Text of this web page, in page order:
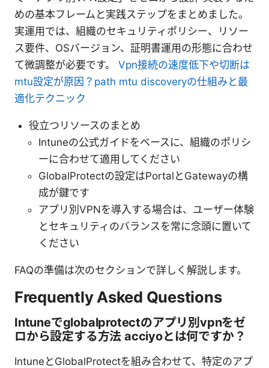
めの基本フレームと実践ステップをまとめました。
実運用では、組織のセキュリティポリシー、リソー
ス要件、OSバージョン、証明書運用の形態に合わせ
て微調整が必要です。 Vpn接続の速度低下や切断は
mtu設定が原因？path mtu discoveryの仕組みと最
適化テクニック
役立つリソースのまとめ
Intuneの公式ガイドをベースに、組織のポリシ
ーに合わせて適用してください
GlobalProtectの設定はPortalとGatewayの構
成が鍵です
アプリ別VPNを導入する場合は、ユーザー体験
とセキュリティのバランスを常に念頭に置いて
ください
FAQの準備は次のセクションで詳しく解説します。
Frequently Asked Questions
Intuneでglobalprotectのアプリ別vpnをゼ
ロから設定する方法 acciyoとは何ですか？
IntuneとGlobalProtectを組み合わせて、特定のアプ